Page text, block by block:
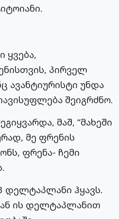
ყვება,
პირველ
ავანტიურისტი უნდა
შეიგრძნო.
მაშ, “მახეში
მე ფრენის
ფრენა- ჩემი
დელტაპლანი ჰყავს.
ის დელტაპლანით